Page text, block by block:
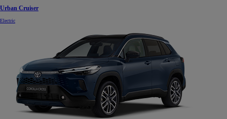
Urban Cruiser
Electric